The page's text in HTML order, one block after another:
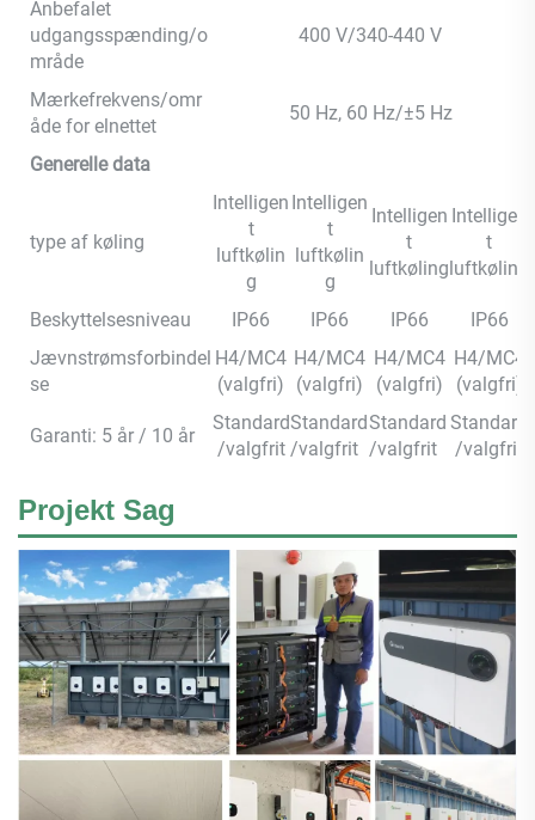
Anbefalet
udgangsspænding/o
mråde
400 V/340-440 V
Mærkefrekvens/omr
åde for elnettet
50 Hz, 60 Hz/±5 Hz
Generelle data
type af køling
Intelligen
t
luftkølin
g
Intelligen
t
luftkølin
g
Intelligen
t
luftkøling
Intelligen
t
luftkøling
Beskyttelsesniveau IP66 IP66 IP66
IP66
Jævnstrømsforbindel
se
H4/MC4
(valgfri)
H4/MC4
(valgfri)
H4/MC4
(valgfri)
H4/MC4
(valgfri)
Garanti: 5 år / 10 år
Standard
/valgfrit
Standard
/valgfrit
Standard
/valgfrit
Standard
/valgfrit
Projekt Sag